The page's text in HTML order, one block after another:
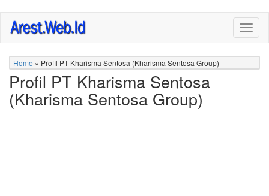
Skip
main
content
Home » Profil PT Kharisma Sentosa (Kharisma Sentosa Group)
Profil PT Kharisma Sentosa
(Kharisma Sentosa Group)